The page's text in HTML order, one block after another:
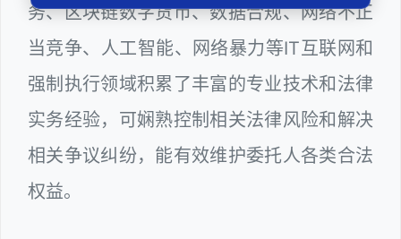
务、区块链数字货币、数据合规、网络不正
当竞争、人工智能、网络暴力等IT互联网和
强制执行领域积累了丰富的专业技术和法律
实务经验，可娴熟控制相关法律风险和解决
相关争议纠纷，能有效维护委托人各类合法
权益。